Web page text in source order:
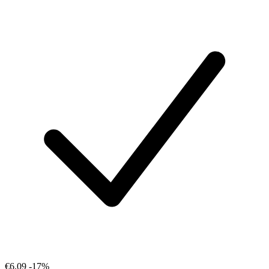
€6.09 -17%